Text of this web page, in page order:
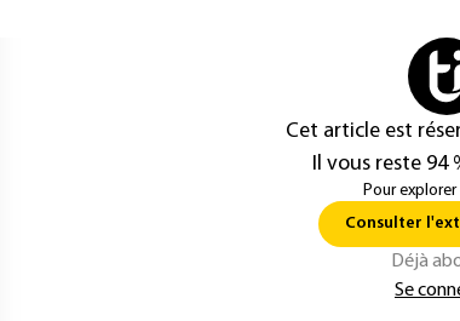
Cet article est
Il vous reste 94
Pour
Consulter
Déjà
Se